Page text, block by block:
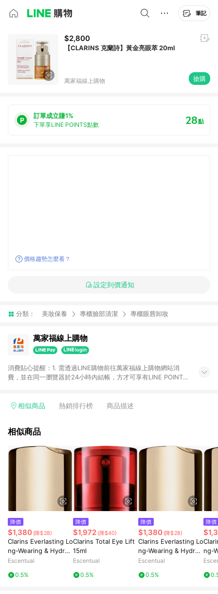
筆記
$2,800
【CLARINS 克蘭詩】黃金亮眼萃 20ml
萬家福線上購物 搶購
訂單成立賺1%
下單享LINE POINTS點數 28點
價格趨勢怎麼看？
設定到價通知
分類： 美妝保養 專櫃臉部清潔 專櫃眼唇卸妝
萬家福線上購物
消費貼心提醒：1. 需透過LINE購物前往萬家福線上購物網站消
費，並在同一瀏覽器於24小時內結帳，方才可享有LINE POINTS
4. 不具回饋資格種類商品：電子禮券。 5. 回饋點數計算將排除訂
錄，相關問題請於保留時間內聯絡客服中心，並由康達盛通生活
提供簡單、快速、輕鬆的購物流程及體驗，將不定期推出精選、
話題性或期間限定商品來滿足您的喜好。
相似商品 熱銷排行榜 商品描述
相似商品
降價
$1,380 (降$28)
Clarins Everlasting Lo
ng-Wearing & Hydrati
ng Matte Foundation
za
Escentual
0.5%
降價
$1,972 (降$40)
Clarins Total Eye Lift
15ml
Escentual
0.5%
降價
$1,380 (降$28)
Clarins Everlasting Lo
ng-Wearing & Hydrati
ng Matte Foundation
t
Escentual
0.5%
降價
ng-
ng